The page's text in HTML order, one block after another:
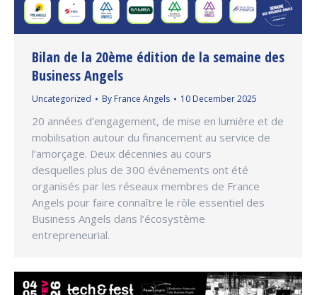
Bilan de la 20ème édition de la semaine des
Business Angels
Uncategorized By France Angels 10 December 2025
20 années d’engagement, de mise en lumière et de
mobilisation autour du financement au service de
l’amorçage. Deux décennies au cours
desquelles plus de 300 événements ont été
organisés par les réseaux membres de France
Angels pour faire connaître le rôle essentiel des
Business Angels dans l’écosystème
entrepreneurial.